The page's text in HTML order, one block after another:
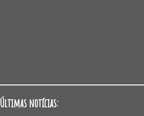
Últimas notícias: